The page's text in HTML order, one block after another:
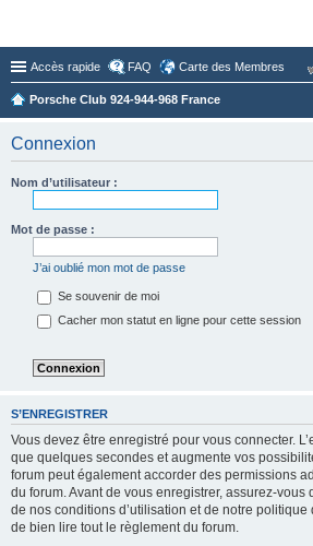
Accès rapide FAQ Carte des Membres
Porsche Club 924-944-968 France
Connexion
Nom d’utilisateur :
Mot de passe :
J’ai oublié mon mot de passe
Se souvenir de moi
Cacher mon statut en ligne pour cette session
S’ENREGISTRER
Vous devez être enregistré pour vous connecter.
que quelques secondes et augmente vos
forum peut également accorder des permissions
du forum. Avant de vous enregistrer, assurez-vous
de nos conditions d’utilisation et de notre
de bien lire tout le règlement du forum.